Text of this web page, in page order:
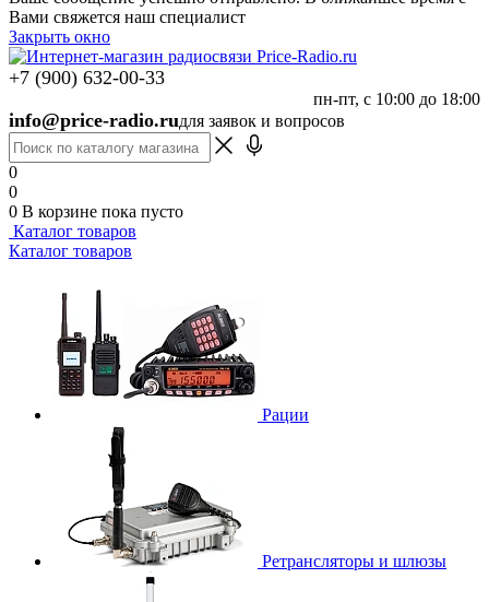
Вами свяжется наш специалист
Закрыть окно
+7 (900) 632-00-33
пн-пт, с 10:00 до 18:00
info@price-radio.ruдля заявок и вопросов
0
0
0 В корзине пока пусто
Каталог товаров
Каталог товаров
Рации
Ретрансляторы и шлюзы